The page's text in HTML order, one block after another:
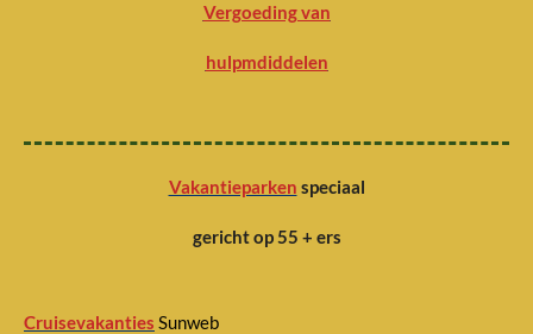
Vergoeding van
hulpmdiddelen
Vakantieparken speciaal
gericht op 55 + ers
Cruisevakanties Sunweb